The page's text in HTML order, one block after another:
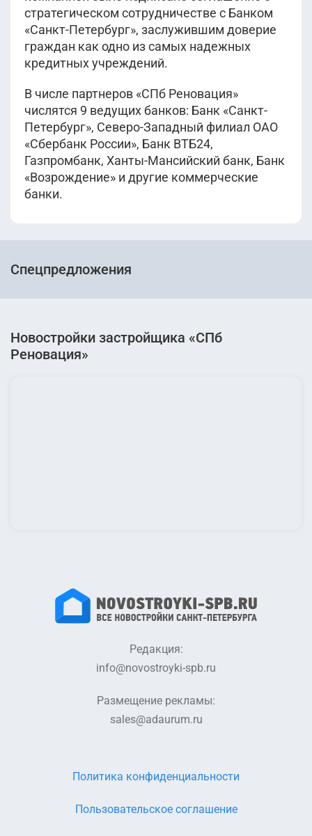
стратегическом сотрудничестве с Банком
«Санкт-Петербург», заслужившим доверие
граждан как одно из самых надежных
кредитных учреждений.
В числе партнеров «СПб Реновация»
числятся 9 ведущих банков: Банк «Санкт-
Петербург», Северо-Западный филиал ОАО
«Сбербанк России», Банк ВТБ24,
Газпромбанк, Ханты-Мансийский банк, Банк
«Возрождение» и другие коммерческие
банки.
Спецпредложения
Новостройки застройщика «СПб
Реновация»
Редакция:
info@novostroyki-spb.ru
Размещение рекламы:
sales@adaurum.ru
Пользовательское соглашение
Политика конфиденциальности